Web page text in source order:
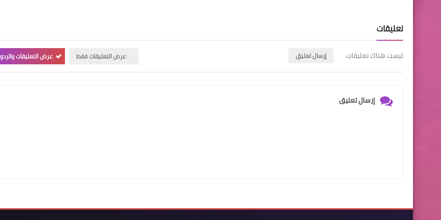
تعليقات
ليست هناك تعليقات إرسال تعليق عرض التعليقات فقط عرض التعليقات
إرسال تعليق